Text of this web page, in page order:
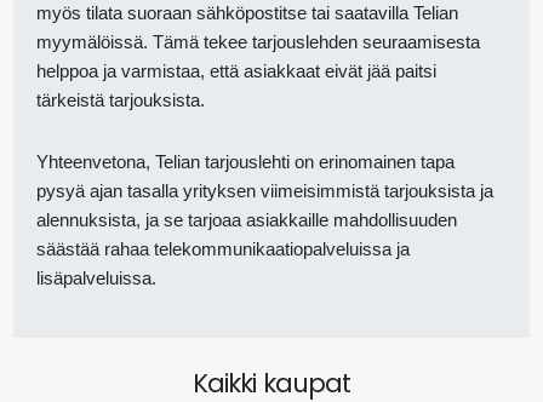
myös tilata suoraan sähköpostitse tai saatavilla Telian
myymälöissä. Tämä tekee tarjouslehden seuraamisesta
helppoa ja varmistaa, että asiakkaat eivät jää paitsi
tärkeistä tarjouksista.
Yhteenvetona, Telian tarjouslehti on erinomainen tapa
pysyä ajan tasalla yrityksen viimeisimmistä tarjouksista ja
alennuksista, ja se tarjoaa asiakkaille mahdollisuuden
säästää rahaa telekommunikaatiopalveluissa ja
lisäpalveluissa.
Kaikki kaupat